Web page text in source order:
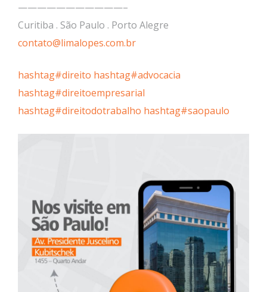
———————————–
Curitiba . São Paulo . Porto Alegre
contato@limalopes.com.br
hashtag#direito hashtag#advocacia
hashtag#direitoempresarial
hashtag#direitodotrabalho hashtag#saopaulo